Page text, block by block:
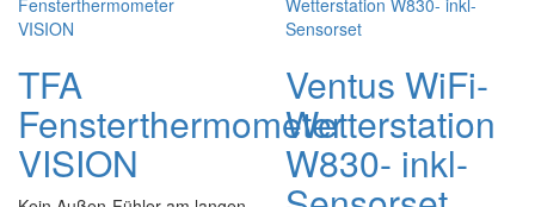
TFA
Fensterthermometer
VISION
Ventus WiFi-
Wetterstation
W830- inkl-